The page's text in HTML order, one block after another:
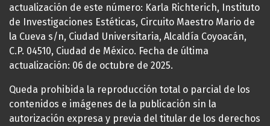
actualización de este número: Karla Richterich, Instituto
de Investigaciones Estéticas, Circuito Maestro Mario de
la Cueva s/n, Ciudad Universitaria, Alcaldía Coyoacán,
C.P. 04510, Ciudad de México. Fecha de última
actualización: 06 de octubre de 2025.
Queda prohibida la reproducción total o parcial de los
contenidos e imágenes de la publicación sin la
autorización expresa y previa del titular de los derechos